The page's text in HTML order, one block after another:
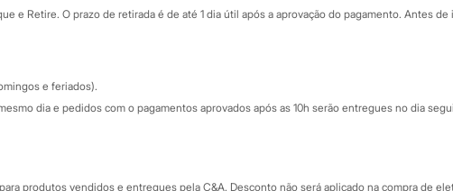
e Retire. O prazo de retirada é de até 1 dia útil após a aprovação do pagamento. Antes
e feriados).
dia e pedidos com o pagamentos aprovados após as 10h serão entregues no dia
produtos vendidos e entregues pela C&A. Desconto não será aplicado na compra de